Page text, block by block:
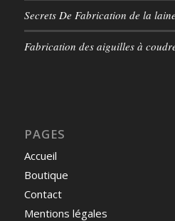
Secrets De Fabrication de la laine
Fabrication des aiguilles à
PAGES
Accueil
Boutique
Contact
Mentions légales